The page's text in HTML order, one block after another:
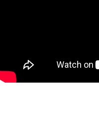
付款後7-11取貨
每筆NT$60